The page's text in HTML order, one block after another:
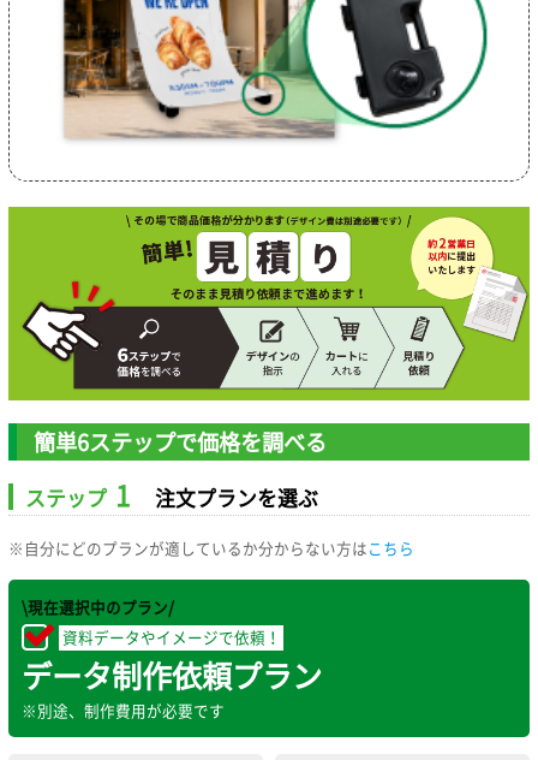
簡単6ステップで価格を調べる
ステップ 1 注文プランを選ぶ
※自分にどのプランが適しているか分からない方はこちら
\現在選択中のプラン/
資料データやイメージで依頼！
データ制作依頼プラン
※別途、制作費用が必要です